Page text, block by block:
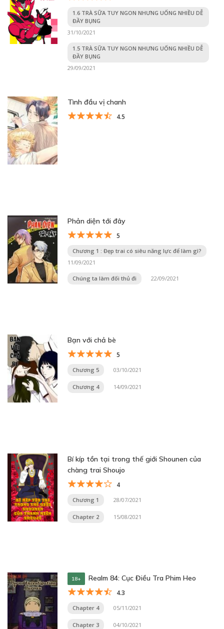
1.6 TRÀ SỮA TUY NGON NHƯNG UỐNG NHIỀU DỄ
ĐẦY BỤNG
31/10/2021
1.5 TRÀ SỮA TUY NGON NHƯNG UỐNG NHIỀU DỄ
ĐẦY BỤNG
29/09/2021
Tình đầu vị chanh
4.5
Phản diện tới đây
5
Chương 1 : Đẹp trai có siêu năng lực để làm gì?
11/09/2021
Chúng ta làm đối thủ đi 22/09/2021
Bạn với chả bè
5
Chương 5 03/10/2021
Chương 4 14/09/2021
Bí kíp tồn tại trong thế giới Shounen của
chàng trai Shoujo
4
Chương 1 28/07/2021
Chapter 2 15/08/2021
18+ Realm 84: Cục Điều Tra Phim Heo
4.3
Chapter 4 05/11/2021
Chapter 3 04/10/2021